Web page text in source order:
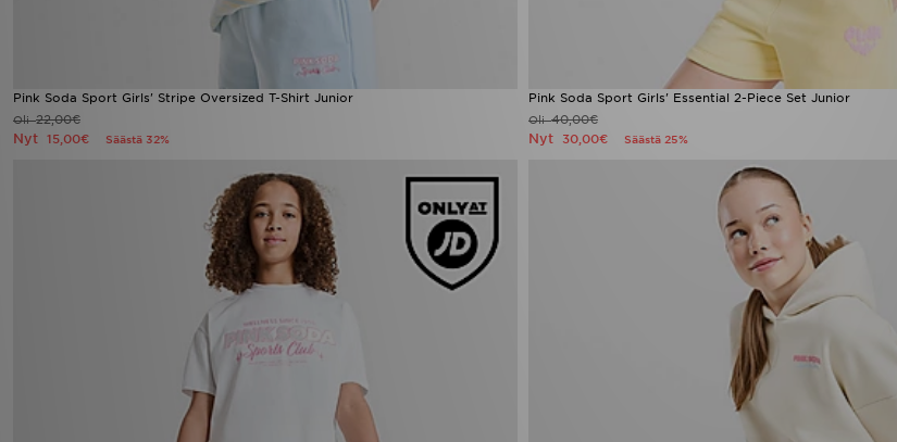
Pink Soda Sport Girls' Stripe Oversized T-Shirt Junior
Oli22,00€
Nyt 15,00€ Säästä 32%
Pink Soda Sport Girls' Essential 2-Piece Set Junior
Oli40,00€
Nyt 30,00€ Säästä 25%